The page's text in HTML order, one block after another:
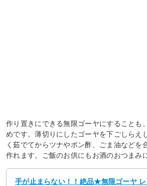
作り置きにできる無限ゴーヤにすることも
めです。薄切りにしたゴーヤを下ごしらえ
く茹でてからツナやポン酢、ごま油などを
作れます。ご飯のお供にもお酒のおつまみ
手が止まらない！！絶品★無限ゴーヤ